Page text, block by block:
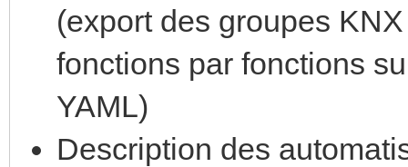
(export des groupes
fonctions par fonctions
YAML)
Description des